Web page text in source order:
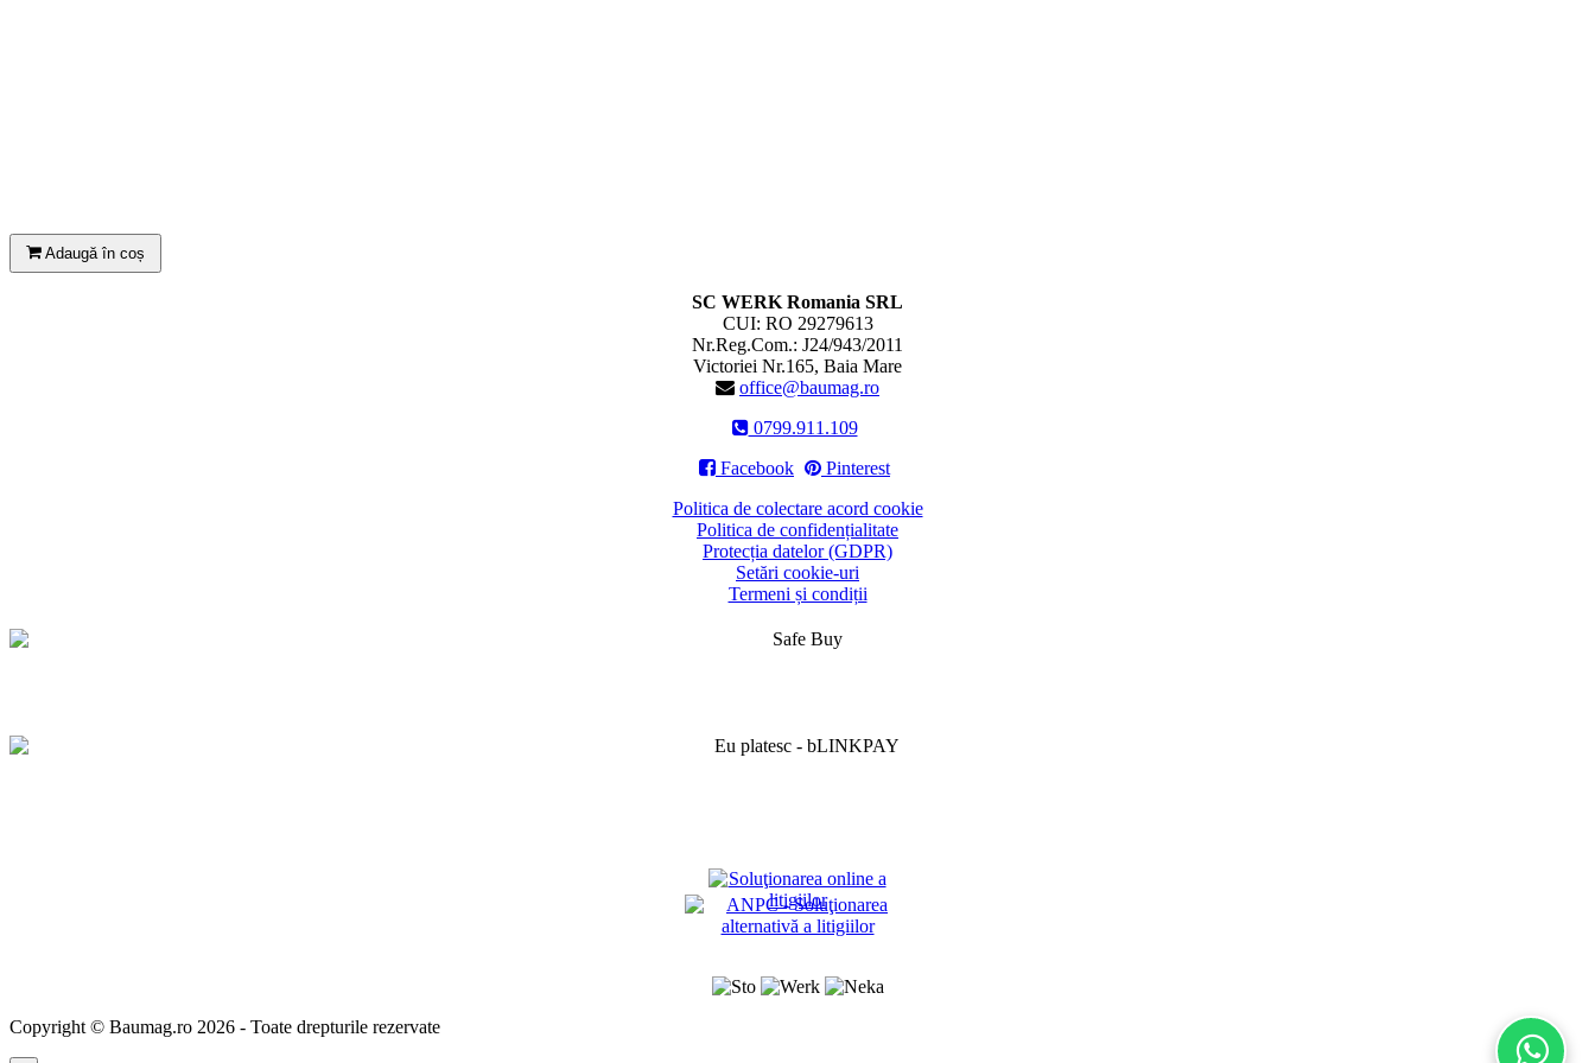
Adaugă în coș
SC WERK Romania SRL
CUI: RO 29279613
Nr.Reg.Com.: J24/943/2011
Victoriei Nr.165, Baia Mare
office@baumag.ro
0799.911.109
 Facebook
Pinterest
Politica de colectare acord cookie
Politica de confidențialitate
Protecția datelor (GDPR)
Setări cookie-uri
Termeni și condiții
Copyright © Baumag.ro 2026 - Toate drepturile rezervate